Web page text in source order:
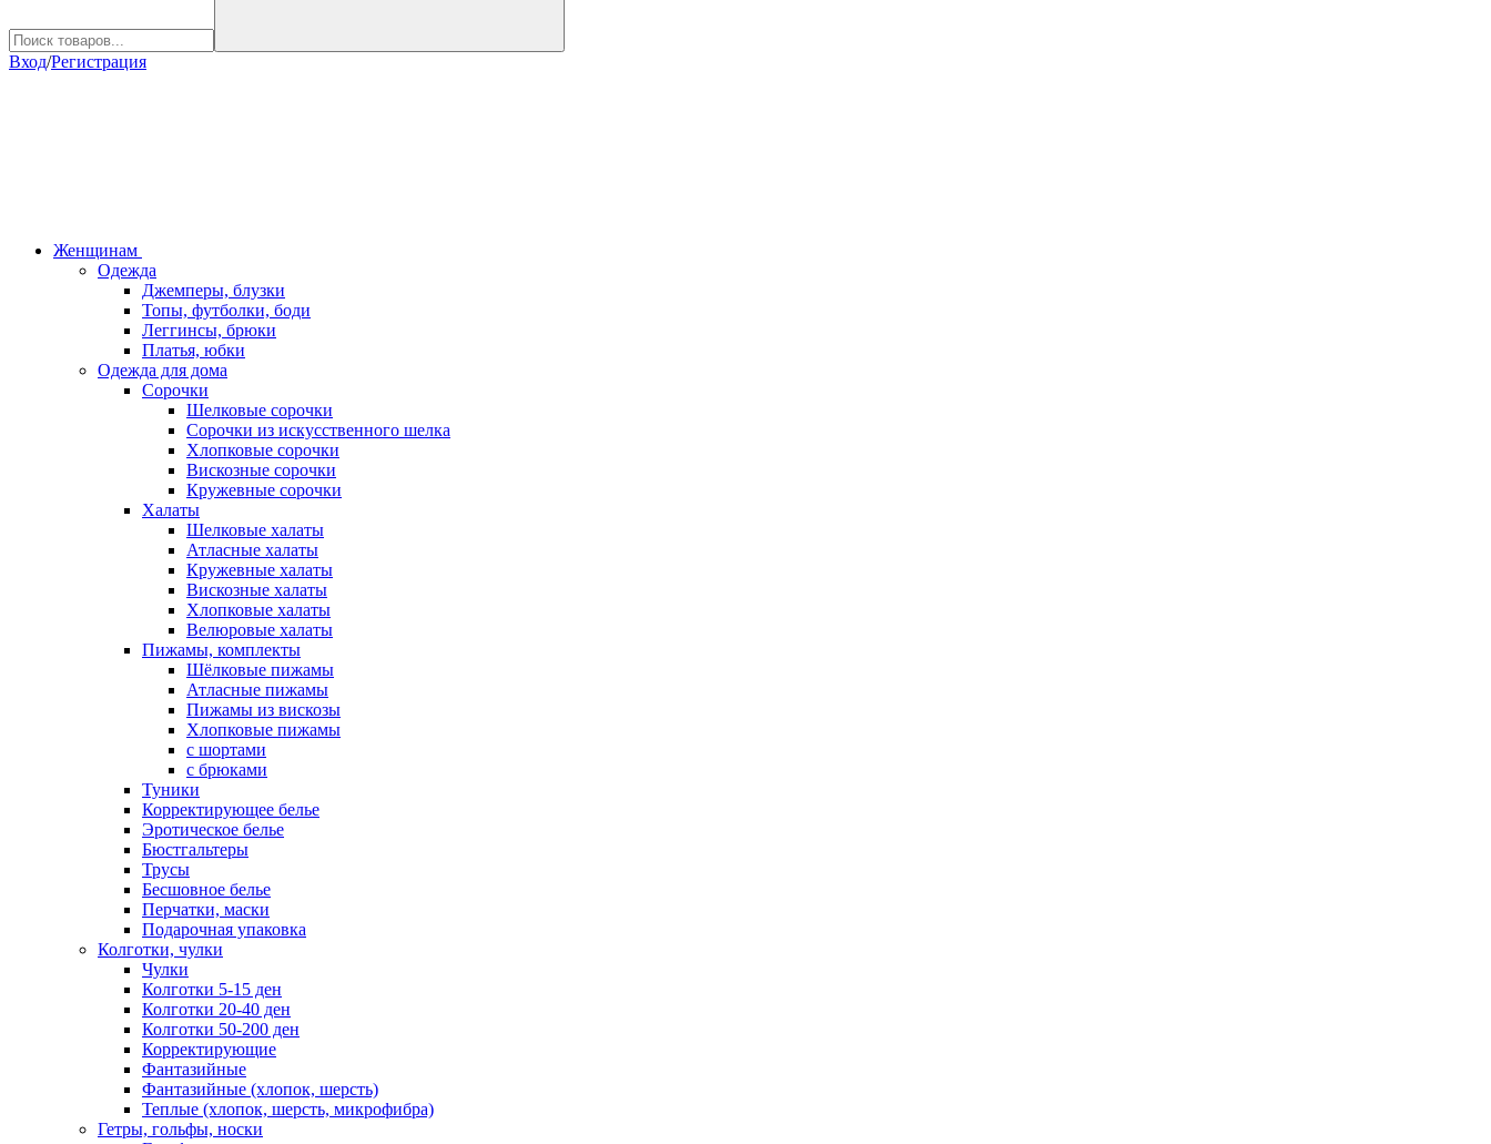
Вход/Регистрация
Женщинам
Одежда
Джемперы, блузки
Топы, футболки, боди
Леггинсы, брюки
Платья, юбки
Одежда для дома
Сорочки
Шелковые сорочки
Сорочки из искусственного шелка
Хлопковые сорочки
Вискозные сорочки
Кружевные сорочки
Халаты
Шелковые халаты
Атласные халаты
Кружевные халаты
Вискозные халаты
Хлопковые халаты
Велюровые халаты
Пижамы, комплекты
Шёлковые пижамы
Атласные пижамы
Пижамы из вискозы
Хлопковые пижамы
с шортами
с брюками
Туники
Корректирующее белье
Эротическое белье
Бюстгальтеры
Трусы
Бесшовное белье
Перчатки, маски
Подарочная упаковка
Колготки, чулки
Чулки
Колготки 5-15 ден
Колготки 20-40 ден
Колготки 50-200 ден
Корректирующие
Фантазийные
Фантазийные (хлопок, шерсть)
Теплые (хлопок, шерсть, микрофибра)
Гетры, гольфы, носки